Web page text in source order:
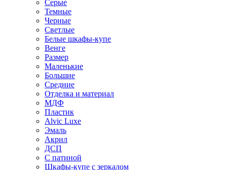
Серые
Темные
Черные
Светлые
Белые шкафы-купе
Венге
Размер
Маленькие
Большие
Средние
Отделка и материал
МДФ
Пластик
Alvic Luxe
Эмаль
Акрил
ДСП
С патиной
Шкафы-купе с зеркалом